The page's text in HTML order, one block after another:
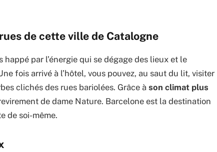
de cette ville de Catalogne
happé par l’énergie qui se dégage des lieux et le
fois arrivé à l’hôtel, vous pouvez, au saut du lit, visiter
clichés des rues bariolées. Grâce à son climat plus
de dame Nature. Barcelone est la destination
de soi-même.